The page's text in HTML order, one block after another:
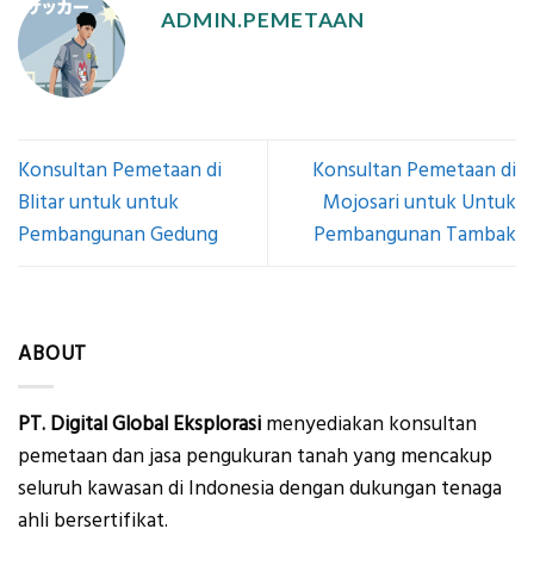
ADMIN.PEMETAAN
Konsultan Pemetaan di
Blitar untuk untuk
Pembangunan Gedung
Konsultan Pemetaan di
Mojosari untuk Untuk
Pembangunan Tambak
ABOUT
PT. Digital Global Eksplorasi menyediakan konsultan
pemetaan dan jasa pengukuran tanah yang mencakup
seluruh kawasan di Indonesia dengan dukungan tenaga
ahli bersertifikat.